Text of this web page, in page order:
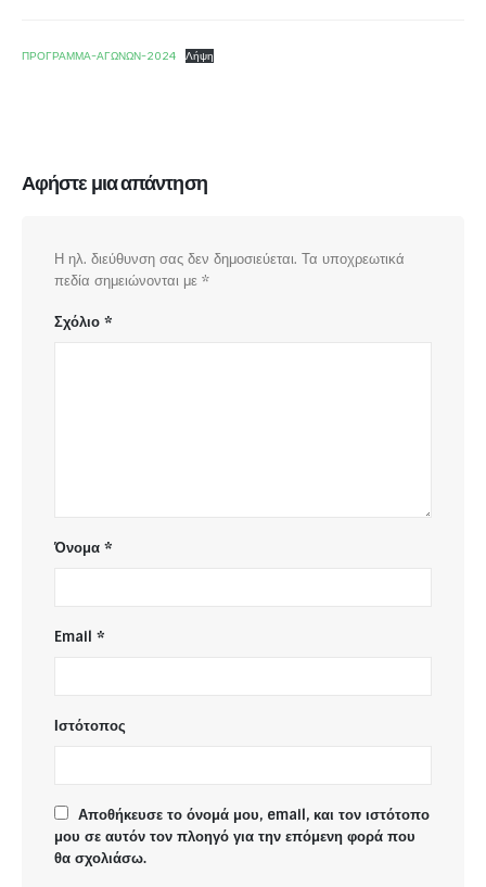
ΠΡΟΓΡΑΜΜΑ-ΑΓΩΝΩΝ-2024 Λήψη
Αφήστε μια απάντηση
Η ηλ. διεύθυνση σας δεν δημοσιεύεται. Τα υποχρεωτικά
πεδία σημειώνονται με *
Σχόλιο *
Όνομα *
Email *
Ιστότοπος
Αποθήκευσε το όνομά μου, email, και τον ιστότοπο
μου σε αυτόν τον πλοηγό για την επόμενη φορά που
θα σχολιάσω.